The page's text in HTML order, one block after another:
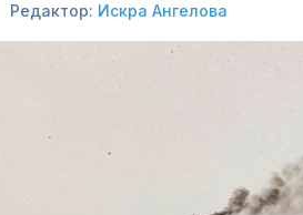
Редактор: Искра Ангелова